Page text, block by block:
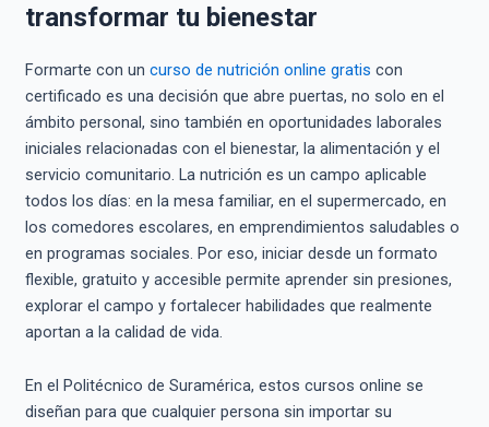
transformar tu bienestar
Formarte con un curso de nutrición online gratis con
certificado es una decisión que abre puertas, no solo en el
ámbito personal, sino también en oportunidades laborales
iniciales relacionadas con el bienestar, la alimentación y el
servicio comunitario. La nutrición es un campo aplicable
todos los días: en la mesa familiar, en el supermercado, en
los comedores escolares, en emprendimientos saludables o
en programas sociales. Por eso, iniciar desde un formato
flexible, gratuito y accesible permite aprender sin presiones,
explorar el campo y fortalecer habilidades que realmente
aportan a la calidad de vida.
En el Politécnico de Suramérica, estos cursos online se
diseñan para que cualquier persona sin importar su